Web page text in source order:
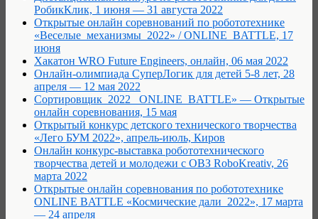
РобикКлик, 1 июня — 31 августа 2022
Открытые онлайн соревнований по робототехнике
«Веселые_механизмы_2022» / ONLINE_BATTLE, 17
июня
Хакатон WRO Future Engineers, онлайн, 06 мая 2022
Онлайн-олимпиада СуперЛогик для детей 5-8 лет, 28
апреля — 12 мая 2022
Сортировщик_2022 _ONLINE_BATTLE» — Открытые
онлайн соревнования, 15 мая
Открытый конкурс детского технического творчества
«Лего БУМ 2022», апрель-июль, Киров
Онлайн конкурс-выставка робототехнического
творчества детей и молодежи с ОВЗ RoboKreativ, 26
марта 2022
Открытые онлайн соревнования по робототехнике
ONLINE BATTLE «Космические дали_2022», 17 марта
— 24 апреля